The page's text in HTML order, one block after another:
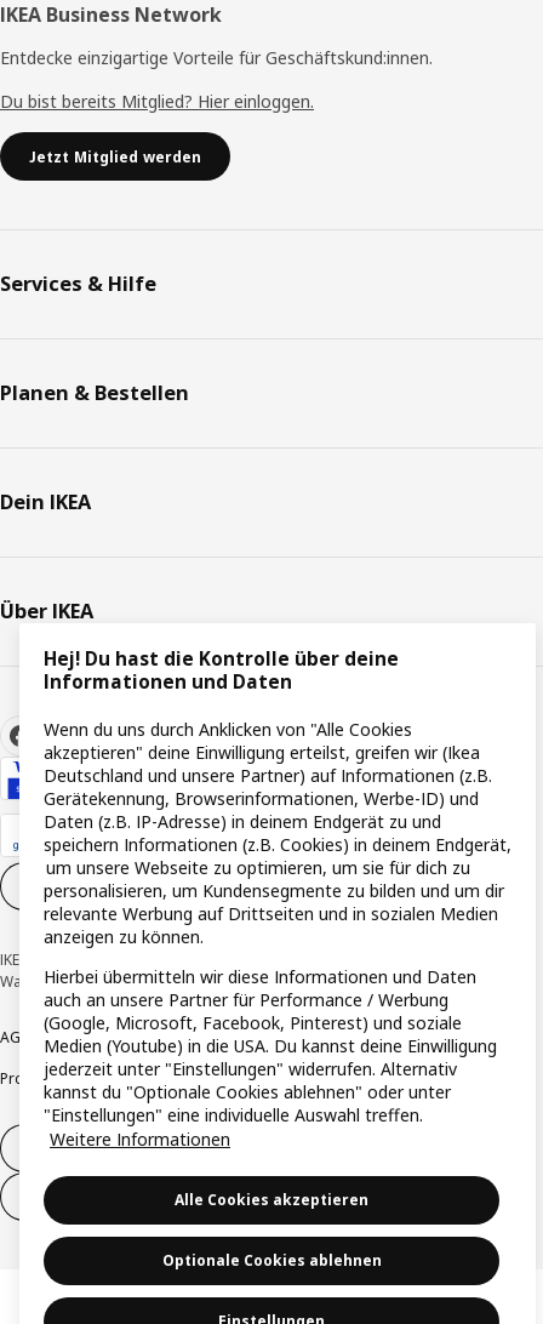
IKEA Business Network
Entdecke einzigartige Vorteile für Geschäftskund:innen.
Du bist bereits Mitglied? Hier einloggen.
Jetzt Mitglied werden
Services & Hilfe
Planen & Bestellen
Dein IKEA
Über IKEA
Cookie-Einstellungen DE
IKEA Deutschland GmbH & Co. KG - Am Wandersmann 2-4, 65719 Hofheim-
Wallau © Inter IKEA Systems B.V. 1999-2026
AGB Barrierefreiheit Cookie-RichtlinieDatenschutzerklärung
Impressum
ProduktrückrufeResponsible Disclosure Vertrauensstelle
Vertrag widerrufen
Vertrag widerrufen (Services & Leistungen)
Hej! Du hast die Kontrolle über deine
Informationen und Daten
Wenn du uns durch Anklicken von "Alle Cookies
akzeptieren" deine Einwilligung erteilst, greifen wir (Ikea
Deutschland und unsere Partner) auf Informationen (z.B.
Gerätekennung, Browserinformationen, Werbe-ID) und
Daten (z.B. IP-Adresse) in deinem Endgerät zu und
speichern Informationen (z.B. Cookies) in deinem Endgerät,
um unsere Webseite zu optimieren, um sie für dich zu
personalisieren, um Kundensegmente zu bilden und um dir
relevante Werbung auf Drittseiten und in sozialen Medien
anzeigen zu können.
Hierbei übermitteln wir diese Informationen und Daten
auch an unsere Partner für Performance / Werbung
(Google, Microsoft, Facebook, Pinterest) und soziale
Medien (Youtube) in die USA. Du kannst deine Einwilligung
jederzeit unter "Einstellungen" widerrufen. Alternativ
kannst du "Optionale Cookies ablehnen" oder unter
"Einstellungen" eine individuelle Auswahl treffen.
Weitere Informationen
Alle Cookies akzeptieren
Optionale Cookies ablehnen